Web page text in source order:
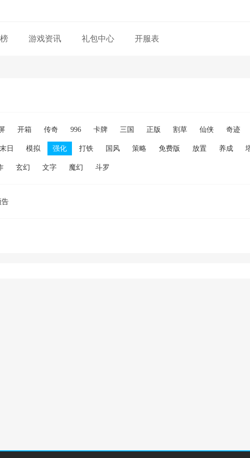
游戏资讯 礼包中心 开服表
开箱 传奇 996 卡牌 三国 正版 割草 仙侠 奇迹
末日 模拟 强化 打铁 国风 策略 免费版 放置 养成
玄幻 文字 魔幻 斗罗
告